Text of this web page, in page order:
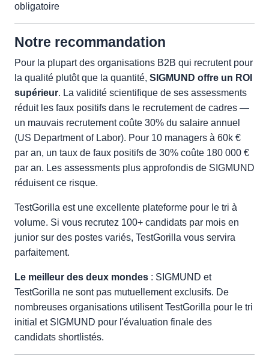
obligatoire
Notre recommandation
Pour la plupart des organisations B2B qui recrutent pour
la qualité plutôt que la quantité, SIGMUND offre un ROI
supérieur. La validité scientifique de ses assessments
réduit les faux positifs dans le recrutement de cadres —
un mauvais recrutement coûte 30% du salaire annuel
(US Department of Labor). Pour 10 managers à 60k €
par an, un taux de faux positifs de 30% coûte 180 000 €
par an. Les assessments plus approfondis de SIGMUND
réduisent ce risque.
TestGorilla est une excellente plateforme pour le tri à
volume. Si vous recrutez 100+ candidats par mois en
junior sur des postes variés, TestGorilla vous servira
parfaitement.
Le meilleur des deux mondes : SIGMUND et
TestGorilla ne sont pas mutuellement exclusifs. De
nombreuses organisations utilisent TestGorilla pour le tri
initial et SIGMUND pour l'évaluation finale des
candidats shortlistés.